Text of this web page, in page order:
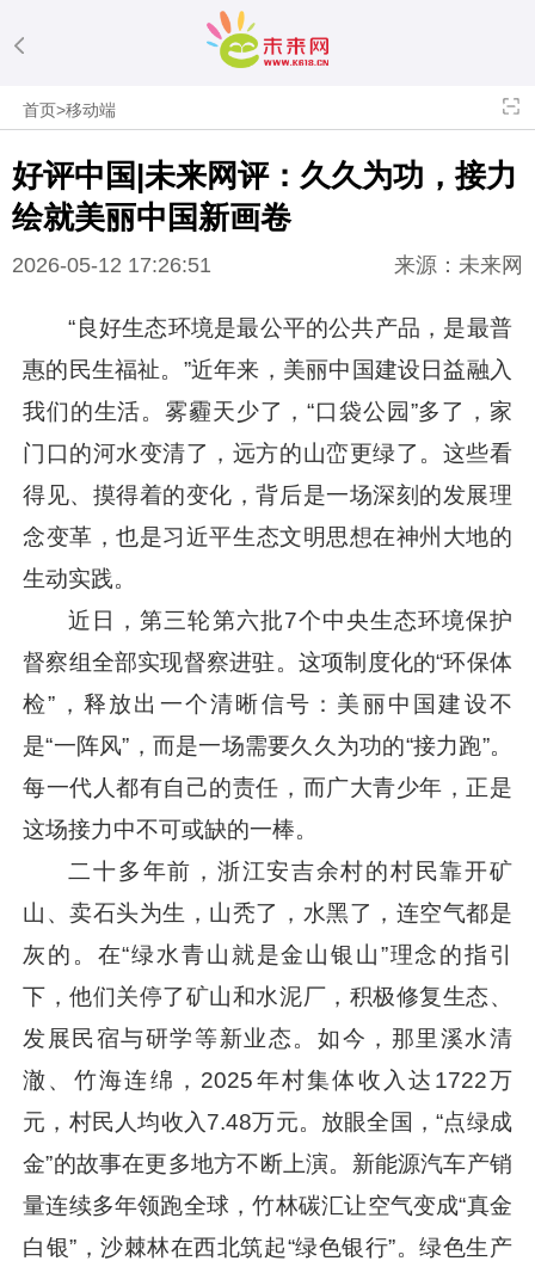
首页>移动端
好评中国|未来网评：久久为功，接力
绘就美丽中国新画卷
2026-05-12 17:26:51 来源：未来网
“良好生态环境是最公平的公共产品，是最普
惠的民生福祉。”近年来，美丽中国建设日益融入
我们的生活。雾霾天少了，“口袋公园”多了，家
门口的河水变清了，远方的山峦更绿了。这些看
得见、摸得着的变化，背后是一场深刻的发展理
念变革，也是习近平生态文明思想在神州大地的
生动实践。
近日，第三轮第六批7个中央生态环境保护
督察组全部实现督察进驻。这项制度化的“环保体
检”，释放出一个清晰信号：美丽中国建设不
是“一阵风”，而是一场需要久久为功的“接力跑”。
每一代人都有自己的责任，而广大青少年，正是
这场接力中不可或缺的一棒。
二十多年前，浙江安吉余村的村民靠开矿
山、卖石头为生，山秃了，水黑了，连空气都是
灰的。在“绿水青山就是金山银山”理念的指引
下，他们关停了矿山和水泥厂，积极修复生态、
发展民宿与研学等新业态。如今，那里溪水清
澈、竹海连绵，2025年村集体收入达1722万
元，村民人均收入7.48万元。放眼全国，“点绿成
金”的故事在更多地方不断上演。新能源汽车产销
量连续多年领跑全球，竹林碳汇让空气变成“真金
白银”，沙棘林在西北筑起“绿色银行”。绿色生产